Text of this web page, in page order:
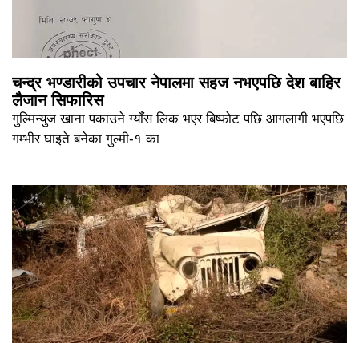
चन्द्र भण्डारीको उपचार नेपालमा सहज नभएपछि देश बाहिर
लैजान सिफारिस
गुल्मिन्युज खाना पकाउने ग्याँस लिक भएर बिष्फोट पछि आगलागी भएपछि
गम्भीर घाइते बनेका गुल्मी-१ का